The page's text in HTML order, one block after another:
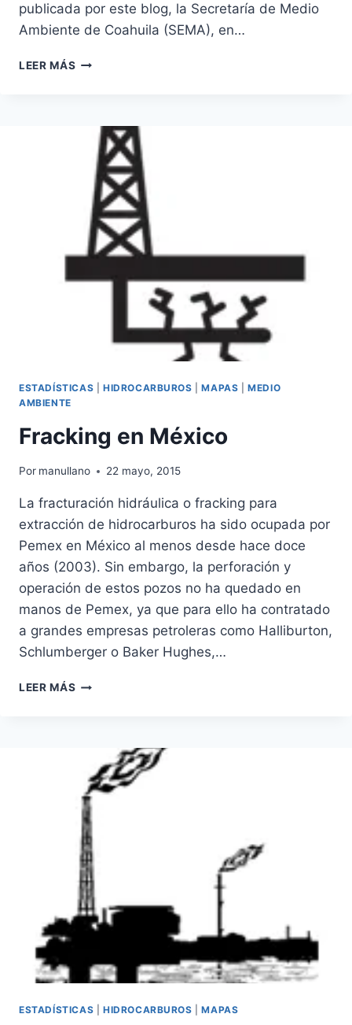
publicada por este blog, la Secretaría de Medio
Ambiente de Coahuila (SEMA), en…
LEER MÁS ¿HAY
ESTADÍSTICAS HIDROCARBUROS |MAPAS |MEDIO
AMBIENTE
Fracking en México
Por manullano 22 mayo, 2015
La fracturación hidráulica o fracking para
extracción de hidrocarburos ha sido ocupada por
Pemex en México al menos desde hace doce
años (2003). Sin embargo, la perforación y
operación de estos pozos no ha quedado en
manos de Pemex, ya que para ello ha contratado
a grandes empresas petroleras como Halliburton,
Schlumberger o Baker Hughes,…
LEER MÁS FRACKING
ESTADÍSTICAS HIDROCARBUROS |MAPAS